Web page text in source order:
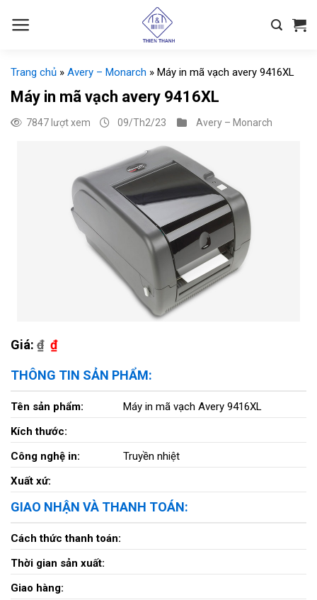
đến
Trang chủ » Avery – Monarch » Máy in mã vạch avery 9416XL
Máy in mã vạch avery 9416XL
7847 lượt xem 09/Th2/23 Avery – Monarch
Giá: ₫ ₫
THÔNG TIN SẢN PHẨM:
Tên sản phẩm:
Máy in mã vạch Avery 9416XL
Kích thước:
Công nghệ in:
Truyền nhiệt
Xuất xứ:
GIAO NHẬN VÀ THANH TOÁN:
Cách thức thanh toán:
Thời gian sản xuất:
Giao hàng: